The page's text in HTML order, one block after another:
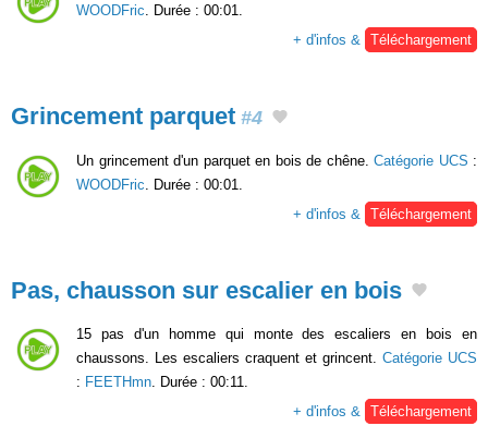
WOODFric . Durée : 00:01.
+ d'infos &
Téléchargement
Grincement parquet #4
Un grincement d'un parquet en bois de chêne. Catégorie UCS :
WOODFric . Durée : 00:01.
+ d'infos &
Téléchargement
Pas, chausson sur escalier en bois
15 pas d'un homme qui monte des escaliers en bois en
chaussons. Les escaliers craquent et grincent. Catégorie UCS
: FEETHmn. Durée : 00:11.
+ d'infos & Téléchargement